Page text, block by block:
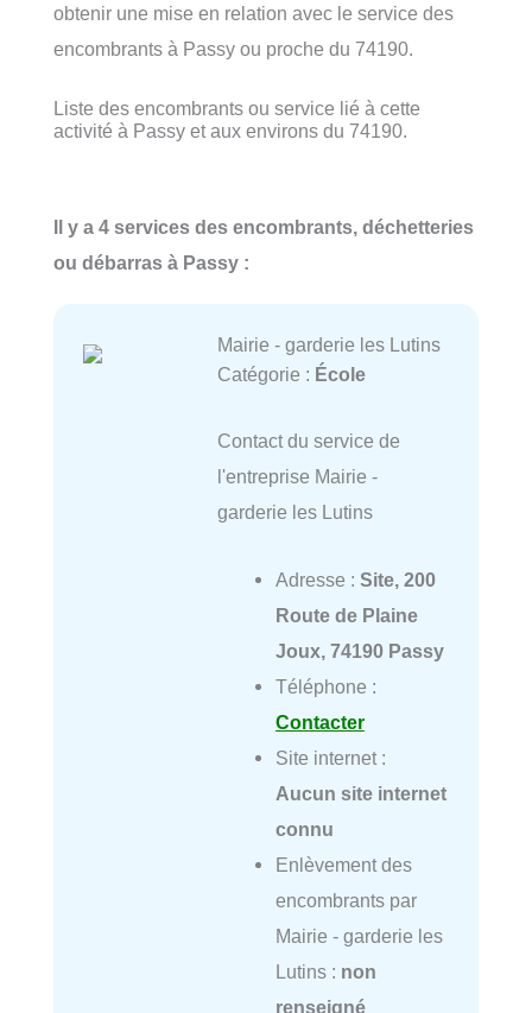
obtenir une mise en relation avec le service des
encombrants à Passy ou proche du 74190.
Liste des encombrants ou service lié à cette
activité à Passy et aux environs du 74190.
Il y a 4 services des encombrants, déchetteries
ou débarras à Passy :
Mairie - garderie les Lutins
Catégorie : École
Contact du service de
l'entreprise Mairie -
garderie les Lutins
Adresse : Site, 200
Route de Plaine
Joux, 74190 Passy
Téléphone :
Contacter
Site internet :
Aucun site internet
connu
Enlèvement des
encombrants par
Mairie - garderie les
Lutins : non
renseigné